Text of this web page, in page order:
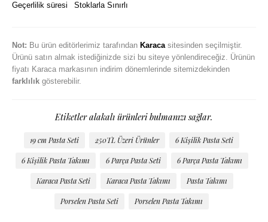
Geçerlilik süresi
Stoklarla Sınırlı
Not: Bu ürün editörlerimiz tarafından Karacasitesinden seçilmiştir.
Ürünü satın almak istediğinizde sizi bu siteye yönlendireceğiz. Ürünün
fiyatı Karaca markasının indirim dönemlerinde sitemizdekinden
farklılıkgösterebilir.
Etiketler alakalı ürünleri bulmanızı sağlar.
19 cm Pasta Seti 250TL Üzeri Ürünler 6 Kişilik Pasta Seti
6 Kişilik Pasta Takımı 6 Parça Pasta Seti 6 Parça Pasta Takımı
Karaca Pasta Seti Karaca Pasta Takımı Pasta Takımı
Porselen Pasta Seti Porselen Pasta Takımı